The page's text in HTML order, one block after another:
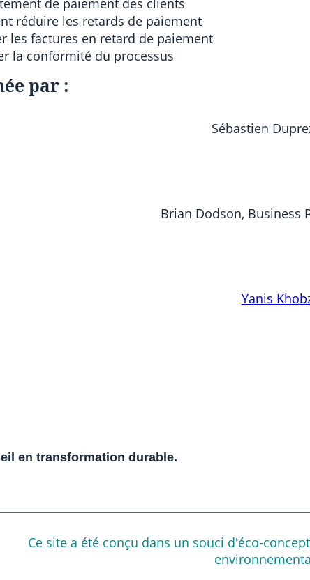
réduire les retards de paiement
les factures en retard de paiement
la conformité du processus
par :
Sébastien
Brian Dodson, Business
Yanis
en transformation durable.
Ce site a été conçu dans un souci d'éco-